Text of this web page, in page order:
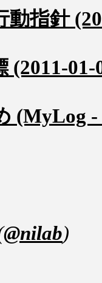
動指針
(2011-01-
(MyLog
@nilab)